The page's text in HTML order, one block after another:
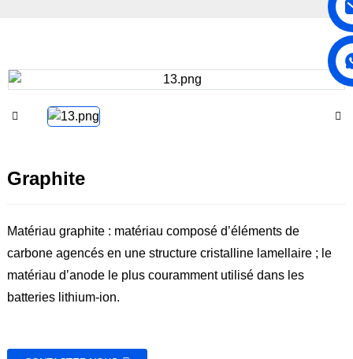
Graphite
Matériau graphite : matériau composé d’éléments de
carbone agencés en une structure cristalline lamellaire ; le
matériau d’anode le plus couramment utilisé dans les
batteries lithium-ion.